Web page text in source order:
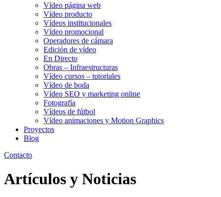
Vídeo página web
Vídeo producto
Vídeos institucionales
Vídeo promocional
Operadores de cámara
Edición de vídeo
En Directo
Obras – Infraestructuras
Vídeo cursos – tutoriales
Vídeo de boda
Vídeo SEO y marketing online
Fotografía
Vídeos de fútbol
Vídeo animaciones y Motion Graphics
Proyectos
Blog
Contacto
Artículos y Noticias